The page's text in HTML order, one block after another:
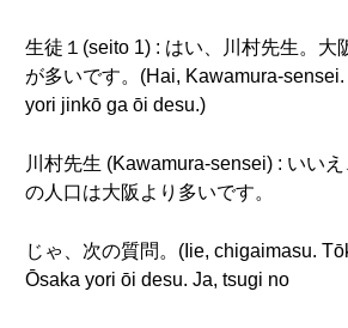
生徒１(seito 1) : はい、川村先生。大
が多いです。(Hai, Kawamura-
yori jinkō ga ōi desu.)
川村先生 (Kawamura-sensei) : いい
の人口は大阪より多いです。
じゃ、次の質問。(Iie, chigaimasu.
Ōsaka yori ōi desu. Ja, tsugi no